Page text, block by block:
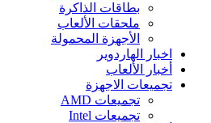
بطاقات الذاكرة
ملحقات الألعاب
الأجهزة المحمولة
اخبار الهاردوير
أخبار الألعاب
تجميعات الاجهزة
تجميعات AMD
تجميعات Intel